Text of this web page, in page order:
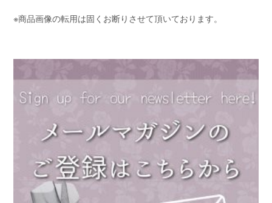
※商品画像の転用は固くお断りさせて頂いております。